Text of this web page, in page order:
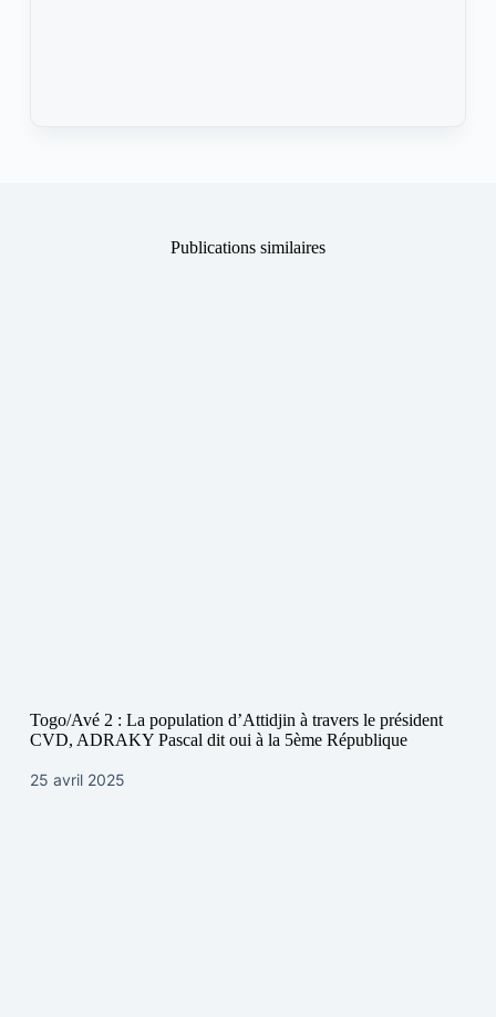
Publications similaires
Togo/Avé 2 : La population d’Attidjin à travers le président
CVD, ADRAKY Pascal dit oui à la 5ème République
25 avril 2025